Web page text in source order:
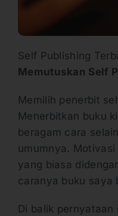
Self Publishing
Memutuskan Self
Memilih penerbit
Menerbitkan buku
beragam cara
umumnya.
yang biasa
caranya buku saya
Di balik